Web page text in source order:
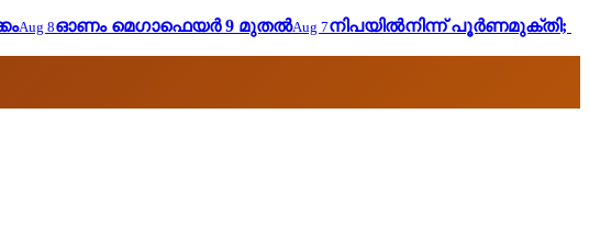
Aug 8ഓണം മെഗാഫെയര്‍ 9 മുതൽAug 7നിപയില്‍നിന്ന് പൂര്‍ണമുക്തി;